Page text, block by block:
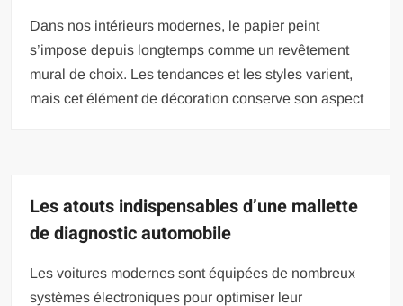
Dans nos intérieurs modernes, le papier peint
s’impose depuis longtemps comme un revêtement
mural de choix. Les tendances et les styles varient,
mais cet élément de décoration conserve son aspect
Les atouts indispensables d’une mallette
de diagnostic automobile
Les voitures modernes sont équipées de nombreux
systèmes électroniques pour optimiser leur